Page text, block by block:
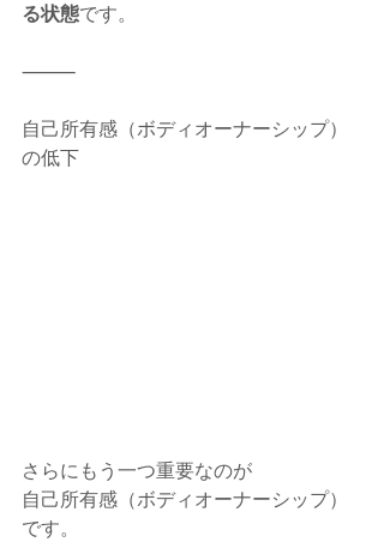
る状態です。
⸻
自己所有感（ボディオーナーシップ）
の低下
さらにもう一つ重要なのが
自己所有感（ボディオーナーシップ）
です。